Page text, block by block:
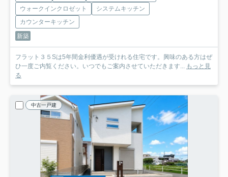
ウォークインクロゼット
システムキッチン
カウンターキッチン
新築
フラット３５Sは5年間金利優遇が受けれる住宅です。興味のある方はぜ
ひ一度ご内覧ください。いつでもご案内させていただきます... もっと見
る
中古一戸建